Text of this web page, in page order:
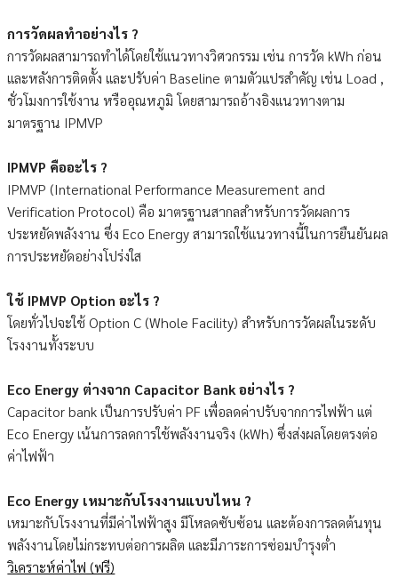
การวัดผลทำอย่างไร ?
การวัดผลสามารถทำได้โดยใช้แนวทางวิศวกรรม เช่น การวัด kWh ก่อน
และหลังการติดตั้ง และปรับค่า Baseline ตามตัวแปรสำคัญ เช่น Load ,
ชั่วโมงการใช้งาน หรืออุณหภูมิ โดยสามารถอ้างอิงแนวทางตาม
มาตรฐาน IPMVP
IPMVP คืออะไร ?
IPMVP (International Performance Measurement and
Verification Protocol) คือ มาตรฐานสากลสำหรับการวัดผลการ
ประหยัดพลังงาน ซึ่ง Eco Energy สามารถใช้แนวทางนี้ในการยืนยันผล
การประหยัดอย่างโปร่งใส
ใช้ IPMVP Option อะไร ?
โดยทั่วไปจะใช้ Option C (Whole Facility) สำหรับการวัดผลในระดับ
โรงงานทั้งระบบ
Eco Energy ต่างจาก Capacitor Bank อย่างไร ?
Capacitor bank เป็นการปรับค่า PF เพื่อลดค่าปรับจากการไฟฟ้า แต่
Eco Energy เน้นการลดการใช้พลังงานจริง (kWh) ซึ่งส่งผลโดยตรงต่อ
ค่าไฟฟ้า
Eco Energy เหมาะกับโรงงานแบบไหน ?
เหมาะกับโรงงานที่มีค่าไฟฟ้าสูง มีโหลดซับซ้อน และต้องการลดต้นทุน
พลังงานโดยไม่กระทบต่อการผลิต และมีภาระการซ่อมบำรุงต่ำ
วิเคราะห์ค่าไฟ (ฟรี)